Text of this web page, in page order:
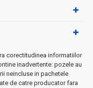
inox
instant, bucătării mici,
corectitudinea informatiilor
inadvertente: pozele au
neincluse in pachetele
de catre producator fara